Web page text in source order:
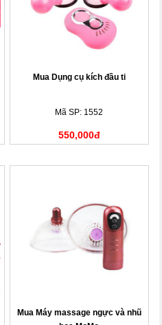
Mua Dụng cụ kích đầu ti
Mã SP: 1552
550,000đ
Mua Máy massage ngực và nhũ